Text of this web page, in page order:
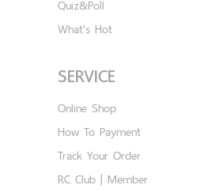
Quiz&Poll
What's Hot
SERVICE
Online Shop
How To Payment
Track Your Order
RC Club | Member